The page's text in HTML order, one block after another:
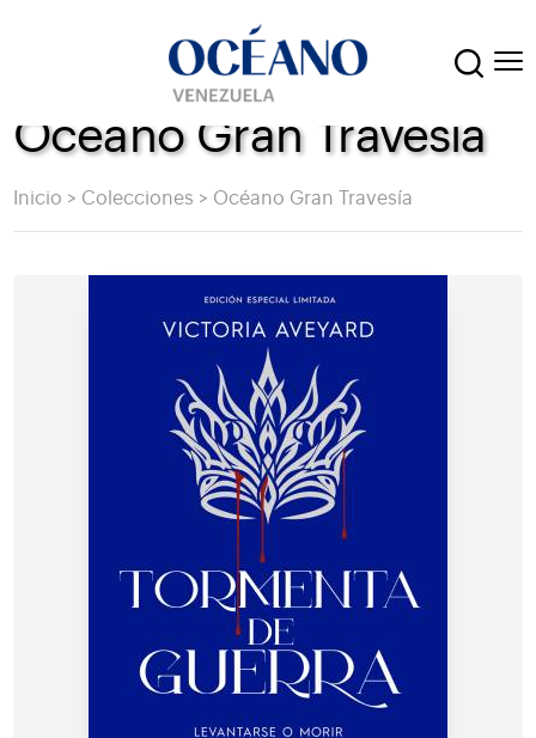
Océano Gran Travesía
Inicio > Colecciones > Océano Gran Travesía